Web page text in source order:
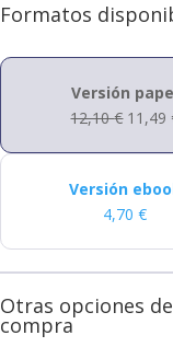
Formatos
Versión
12,10€ 11,49
Versión
4,70€
Otras opciones de
compra